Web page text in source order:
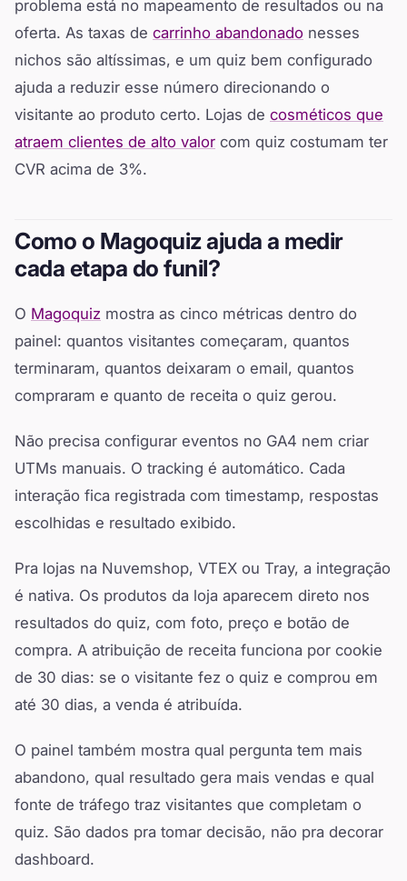
problema está no mapeamento de resultados ou na
oferta. As taxas de carrinho abandonado nesses
nichos são altíssimas, e um quiz bem configurado
ajuda a reduzir esse número direcionando o
visitante ao produto certo. Lojas de cosméticos que
atraem clientes de alto valor com quiz costumam ter
CVR acima de 3%.
Como o Magoquiz ajuda a medir
cada etapa do funil?
O Magoquiz mostra as cinco métricas dentro do
painel: quantos visitantes começaram, quantos
terminaram, quantos deixaram o email, quantos
compraram e quanto de receita o quiz gerou.
Não precisa configurar eventos no GA4 nem criar
UTMs manuais. O tracking é automático. Cada
interação fica registrada com timestamp, respostas
escolhidas e resultado exibido.
Pra lojas na Nuvemshop, VTEX ou Tray, a integração
é nativa. Os produtos da loja aparecem direto nos
resultados do quiz, com foto, preço e botão de
compra. A atribuição de receita funciona por cookie
de 30 dias: se o visitante fez o quiz e comprou em
até 30 dias, a venda é atribuída.
O painel também mostra qual pergunta tem mais
abandono, qual resultado gera mais vendas e qual
fonte de tráfego traz visitantes que completam o
quiz. São dados pra tomar decisão, não pra decorar
dashboard.